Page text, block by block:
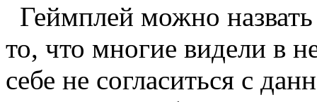
Геймплей можно
то, что многие видели в
себе не согласиться с